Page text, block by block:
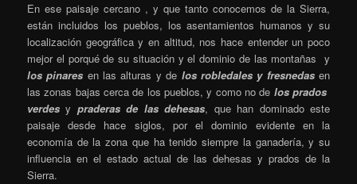
En ese paisaje cercano , y que tanto conocemos de la Sierra,
están incluidos los pueblos, los asentamientos humanos y su
localización geográfica y en altitud, nos hace entender un poco
mejor el porqué de su situación y el dominio de las montañas y
los pinares en las alturas y de los robledales y fresnedasen
las zonas bajas cerca de los pueblos, y como no de los prados
verdes y praderas de las dehesas, que han dominado este
paisaje desde hace siglos, por el dominio evidente en la
economía de la zona que ha tenido siempre la ganadería, y su
influencia en el estado actual de las dehesas y prados de la
Sierra.